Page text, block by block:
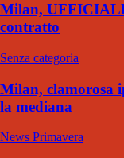
Milan,
contratto
Senza categoria
Milan, clamorosa
la mediana
News Primavera